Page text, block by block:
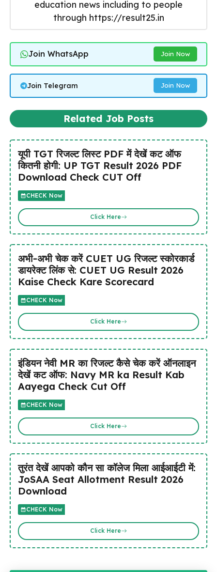
education news including to people
through https://result25.in
Join WhatsApp Join Now
Join Telegram Join Now
Related Job Posts
यूपी TGT रिजल्ट लिस्ट PDF में देखें कट ऑफ
कितनी होगी: UP TGT Result 2026 PDF
Download Check CUT Off
CHECK Now
Click Here
अभी-अभी चेक करें CUET UG रिजल्ट स्कोरकार्ड
डायरेक्ट लिंक से: CUET UG Result 2026
Kaise Check Kare Scorecard
CHECK Now
Click Here
इंडियन नेवी MR का रिजल्ट कैसे चेक करें ऑनलाइन
देखें कट ऑफ: Navy MR ka Result Kab
Aayega Check Cut Off
CHECK Now
Click Here
तुरंत देखें आपको कौन सा कॉलेज मिला आईआईटी में:
JoSAA Seat Allotment Result 2026
Download
CHECK Now
Click Here